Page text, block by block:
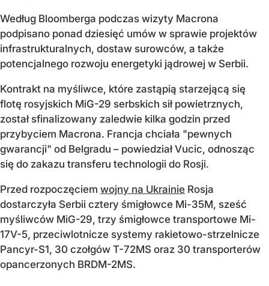
Według Bloomberga podczas wizyty Macrona
podpisano ponad dziesięć umów w sprawie projektów
infrastrukturalnych, dostaw surowców, a także
potencjalnego rozwoju energetyki jądrowej w Serbii.
Kontrakt na myśliwce, które zastąpią starzejącą się
flotę rosyjskich MiG-29 serbskich sił powietrznych,
został sfinalizowany zaledwie kilka godzin przed
przybyciem Macrona. Francja chciała "pewnych
gwarancji" od Belgradu – powiedział Vucic, odnosząc
się do zakazu transferu technologii do Rosji.
Przed rozpoczęciem wojny na Ukrainie Rosja
dostarczyła Serbii cztery śmigłowce Mi-35M, sześć
myśliwców MiG-29, trzy śmigłowce transportowe Mi-
17V-5, przeciwlotnicze systemy rakietowo-strzelnicze
Pancyr-S1, 30 czołgów T-72MS oraz 30 transporterów
opancerzonych BRDM-2MS.